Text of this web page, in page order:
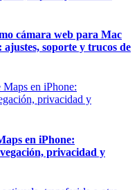
cámara web para Mac
soporte y trucos de
en iPhone:
privacidad y